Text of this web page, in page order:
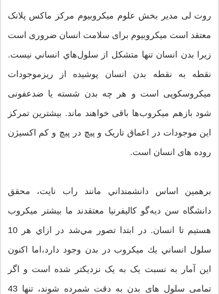
روت لی مدیر بخش علوم میکروبیوم مركز ماکس پلانک
معتقد است میکروبیوم برای سلامت انسان ضروری است
زيرا بدن انسان تنها متشكل از سلول‌هاي انساني نيست.
نقطه به نقطه بدن انسان پوشیده از ريزموجودات
میکروسکوپی است و هر چه بدن شسته يا ضدعفونی
شود بازهم میکروب‌ها باقی خواهند ماند. بيشترين تمركز
اين موجودات در اعماق تاریک و پیچ در پیچ و کم اکسیژن
روده های انسان است.
برهمين اساس دانشمنداني مانند راب نایت، محقق
دانشگاه سن دیه‌گو کالیفرنیا معتقدند ما بيشتر ميكروب
هستيم تا انسان. در ابتدا تصور مي‌شد در ازاي هر 10
سلول انساني يك ميكروب در بدن وجود دارد،‌اما اكنون
اين آمار به نسبت يک به يک نزديکتر شده است و اگر
تمامی سلول های بدن به دقت شمرده شوند،‌ تنها 43